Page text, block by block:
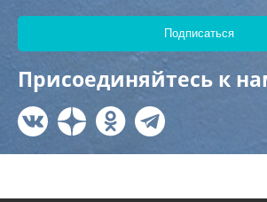
Присоединяйтесь к